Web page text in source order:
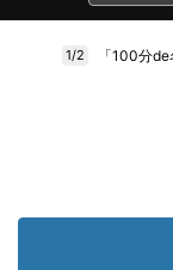
1/2 「100分